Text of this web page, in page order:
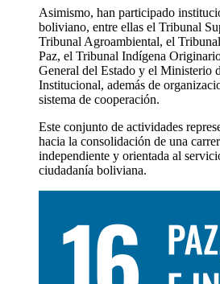
Asimismo, han participado
boliviano, entre ellas el Tribunal
Tribunal Agroambiental, el
Paz, el Tribunal Indígena
General del Estado y el Ministerio
Institucional, además de
sistema de cooperación.
Este conjunto de actividades
hacia la consolidación de una
independiente y orientada al
ciudadanía boliviana.